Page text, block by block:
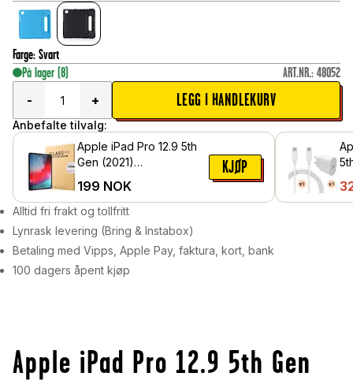
Farge: Svart
På lager (8) ART.NR.: 48052
-
+ LEGG I HANDLEKURV
Anbefalte tilvalg:
Apple iPad Pro 12.9 5th
Gen (2021)
glass
199 NOK
KJØP
Alltid fri frakt og tollfritt
Lynrask levering (Bring & Instabox)
Betaling med Vipps, Apple Pay, faktura, kort, bank
100 dagers åpent kjøp
Apple iPad Pro 12.9 5th Gen